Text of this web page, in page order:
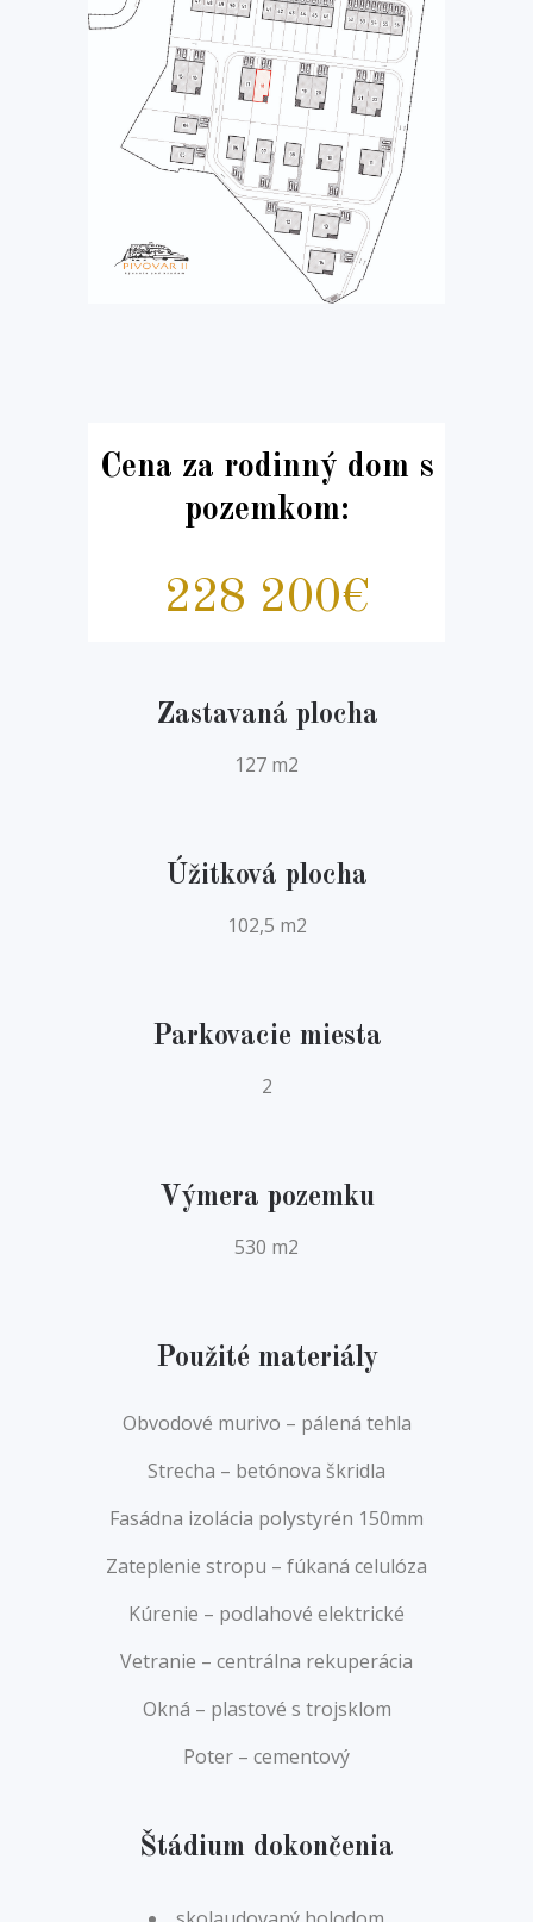
Cena za rodinný dom s
pozemkom:
228 200€
Zastavaná plocha
127 m2
Úžitková plocha
102,5 m2
Parkovacie miesta
2
Výmera pozemku
530 m2
Použité materiály
Obvodové murivo – pálená tehla
Strecha – betónova škridla
Fasádna izolácia polystyrén 150mm
Zateplenie stropu – fúkaná celulóza
Kúrenie – podlahové elektrické
Vetranie – centrálna rekuperácia
Okná – plastové s trojsklom
Poter – cementový
Štádium dokončenia